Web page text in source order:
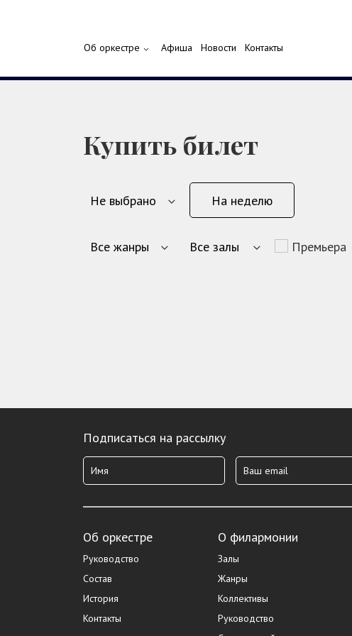
Об оркестре Афиша Новости Контакты
Купить билет
На неделю
Премьера
Подписаться на рассылку
Об оркестре
Руководство
Состав
История
Контакты
О филармонии
Залы
Жанры
Коллективы
Руководство